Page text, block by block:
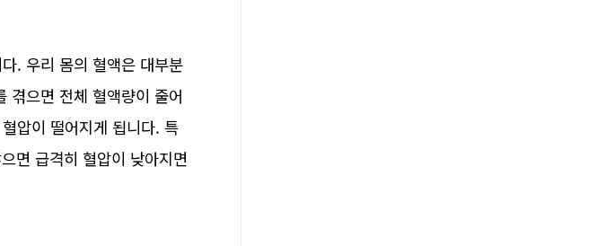
. 우리 몸의 혈액은 대부분
겪으면 전체 혈액량이 줄어
압이 떨어지게 됩니다. 특
면 급격히 혈압이 낮아지면